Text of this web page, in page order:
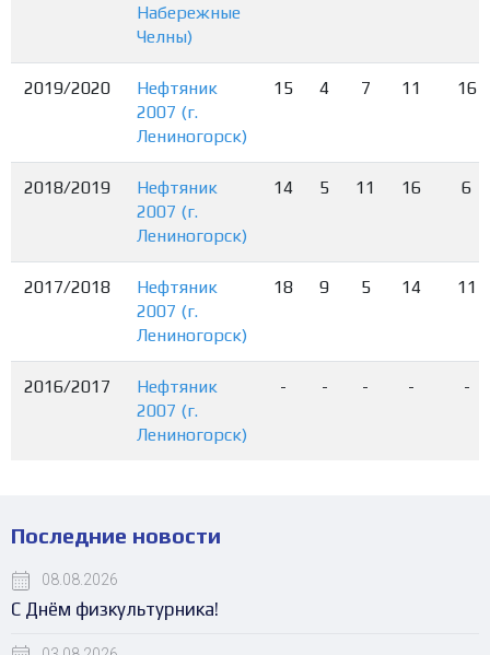
Набережные
Челны)
2019/2020
Нефтяник
2007 (г.
Лениногорск)
15 4 7 11 16
2018/2019
Нефтяник
2007 (г.
Лениногорск)
14 5 11 16 6
2017/2018
Нефтяник
2007 (г.
Лениногорск)
18 9 5 14 11
2016/2017
Нефтяник
2007 (г.
Лениногорск)
- - - - -
Последние новости
08.08.2026
С Днём физкультурника!